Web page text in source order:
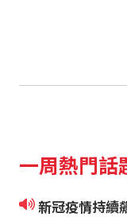
一周熱門話
新冠疫情持續飆升 常見八大症狀 沒發燒也